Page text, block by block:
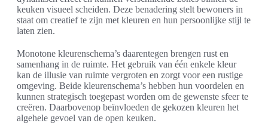
keuken visueel scheiden. Deze benadering stelt bewoners in
staat om creatief te zijn met kleuren en hun persoonlijke stijl te
laten zien.
Monotone kleurenschema’s daarentegen brengen rust en
samenhang in de ruimte. Het gebruik van één enkele kleur
kan de illusie van ruimte vergroten en zorgt voor een rustige
omgeving. Beide kleurenschema’s hebben hun voordelen en
kunnen strategisch toegepast worden om de gewenste sfeer te
creëren. Daarbovenop beïnvloeden de gekozen kleuren het
algehele gevoel van de open keuken.